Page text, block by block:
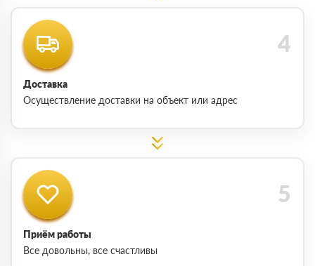
Доставка
Осуществление доставки на объект или адрес
Приём работы
Все довольны, все счастливы